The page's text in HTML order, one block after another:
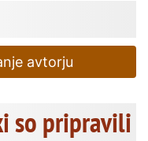
avtorju
so pripravili